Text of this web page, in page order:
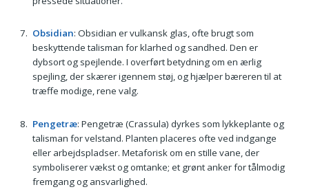
Obsidian: Obsidian er vulkansk glas, ofte brugt som
beskyttende talisman for klarhed og sandhed. Den er
dybsort og spejlende. I overført betydning om en ærlig
spejling, der skærer igennem støj, og hjælper bæreren til at
træffe modige, rene valg.
Pengetræ: Pengetræ (Crassula) dyrkes som lykkeplante og
talisman for velstand. Planten placeres ofte ved indgange
eller arbejdspladser. Metaforisk om en stille vane, der
symboliserer vækst og omtanke; et grønt anker for tålmodig
fremgang og ansvarlighed.